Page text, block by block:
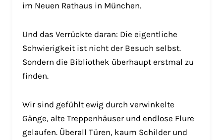
im Neuen Rathaus in München.
Und das Verrückte daran: Die eigentliche
Schwierigkeit ist nicht der Besuch selbst.
Sondern die Bibliothek überhaupt erstmal zu
finden.
Wir sind gefühlt ewig durch verwinkelte
Gänge, alte Treppenhäuser und endlose Flure
gelaufen. Überall Türen, kaum Schilder und